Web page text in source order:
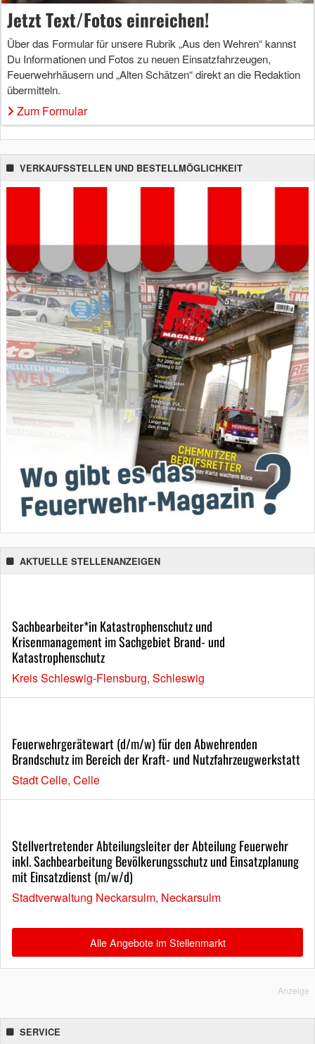
Jetzt Text/Fotos einreichen!
Über das Formular für unsere Rubrik „Aus den Wehren“ kannst
Du Informationen und Fotos zu neuen Einsatzfahrzeugen,
Feuerwehrhäusern und „Alten Schätzen“ direkt an die Redaktion
übermitteln.
Zum Formular
VERKAUFSSTELLEN UND BESTELLMÖGLICHKEIT
AKTUELLE STELLENANZEIGEN
Sachbearbeiter*in Katastrophenschutz und
Krisenmanagement im Sachgebiet Brand- und
Katastrophenschutz
Kreis Schleswig-Flensburg, Schleswig
Feuerwehrgerätewart (d/m/w) für den Abwehrenden
Brandschutz im Bereich der Kraft- und Nutzfahrzeugwerkstatt
Stadt Celle, Celle
Stellvertretender Abteilungsleiter der Abteilung Feuerwehr
inkl. Sachbearbeitung Bevölkerungsschutz und Einsatzplanung
mit Einsatzdienst (m/w/d)
Stadtverwaltung Neckarsulm, Neckarsulm
Alle Angebote im Stellenmarkt
Anzeige
SERVICE